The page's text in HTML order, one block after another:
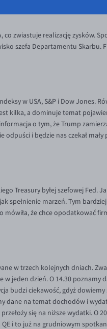
zwiastuje realizację zysków.
szefa Departamentu Skarbu.
w USA, S&P i Dow Jones.
kilka, a dominuje temat
o tym, że Trump
i będzie nas czekał mały
Treasury byłej szefowej Fed.
spełnienie marzeń. Tym
że chce opodatkować
w trzech kolejnych dniach.
w jeden dzień. O 14.30
budzi ciekawość, gdyż dowiemy
dane na temat dochodów i
się na niższe wydatki. O
i to już na grudniowym